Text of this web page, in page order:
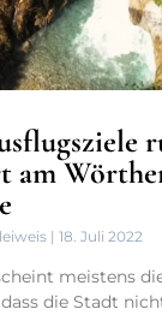
am
18. Juli 2022
meistens
die Stadt